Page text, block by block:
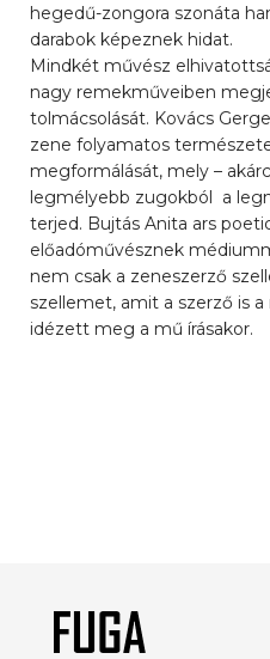
hegedű-zongora szonáta
darabok képeznek hidat.
Mindkét művész
nagy remekműveiben
tolmácsolását. Kovács
zene folyamatos
megformálását, mely –
legmélyebb zugokból a
terjed. Bujtás Anita ars
előadóművésznek
nem csak a zeneszerző
szellemet, amit a szerző is
idézett meg a mű írásakor.